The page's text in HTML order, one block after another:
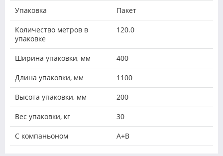
Упаковка Пакет
Количество метров в
упаковке
120.0
Ширина упаковки, мм 400
Длина упаковки, мм 1100
Высота упаковки, мм 200
Вес упаковки, кг 30
С компаньоном A+B